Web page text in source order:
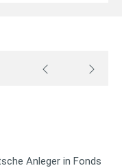
Anleger in Fonds